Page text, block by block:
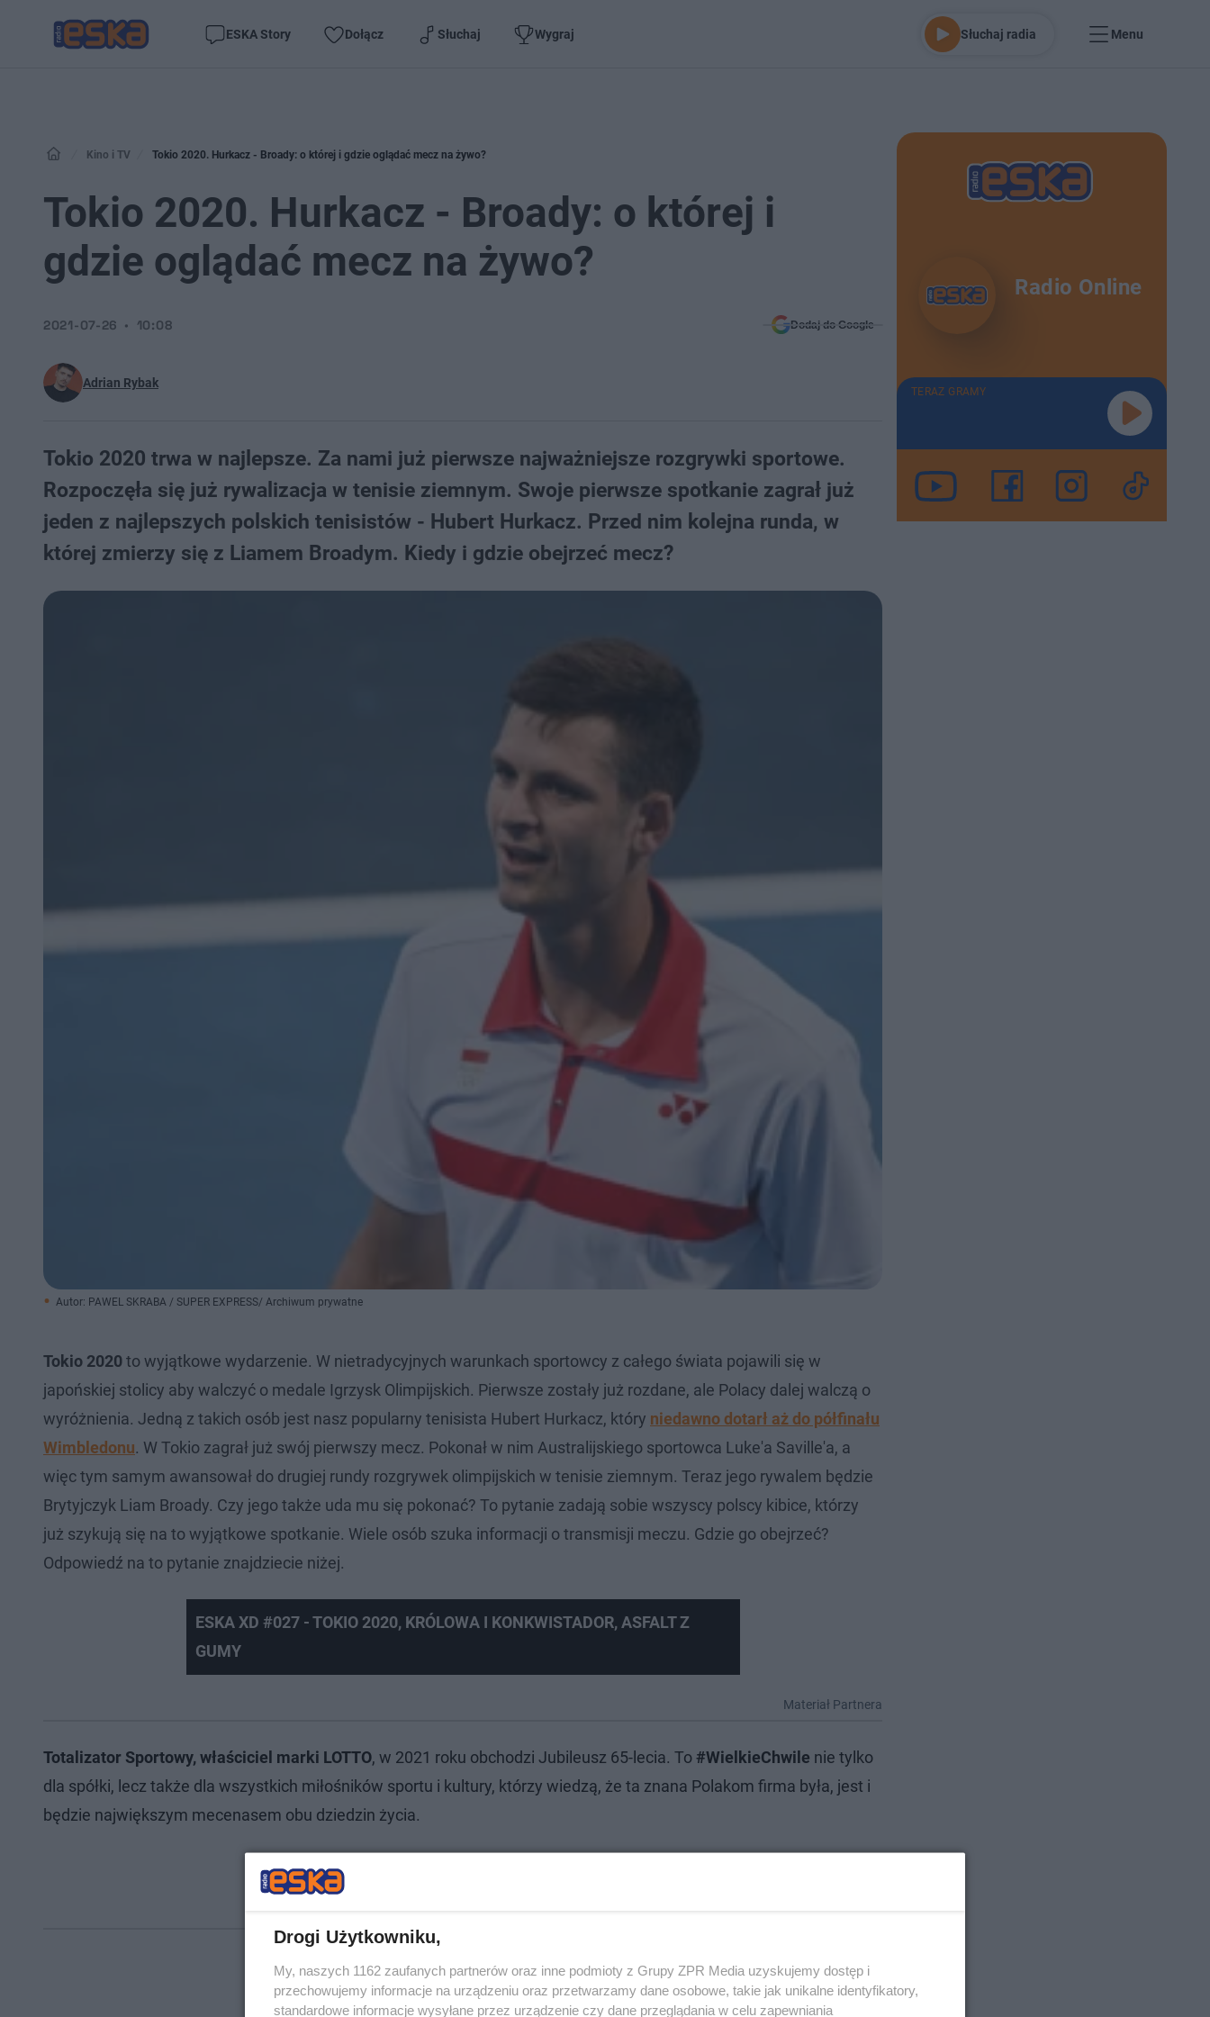
ESKA Story Dołącz Słuchaj Wygraj Słuchaj radia Menu
Kino i TV Tokio 2020. Hurkacz - Broady: o której i gdzie oglądać mecz na żywo?
Tokio 2020. Hurkacz - Broady: o której i
gdzie oglądać mecz na żywo?
Adrian Rybak
2021-07-26 10:08 Dodaj do Google
Tokio 2020 trwa w najlepsze. Za nami już pierwsze najważniejsze rozgrywki sportowe.
Rozpoczęła się już rywalizacja w tenisie ziemnym. Swoje pierwsze spotkanie zagrał już
jeden z najlepszych polskich tenisistów - Hubert Hurkacz. Przed nim kolejna runda, w
której zmierzy się z Liamem Broadym. Kiedy i gdzie obejrzeć mecz?
Autor: PAWEL SKRABA / SUPER EXPRESS/ Archiwum prywatne
Tokio 2020to wyjątkowe wydarzenie. W nietradycyjnych warunkach sportowcy z całego świata pojawili się w
japońskiej stolicy aby walczyć o medale Igrzysk Olimpijskich. Pierwsze zostały już rozdane, ale Polacy dalej walczą o
wyróżnienia. Jedną z takich osób jest nasz popularny tenisista Hubert Hurkacz, który niedawno dotarł aż do półfinału
Wimbledonu. W Tokio zagrał już swój pierwszy mecz. Pokonał w nim Australijskiego sportowca Luke'a Saville'a, a
więc tym samym awansował do drugiej rundy rozgrywek olimpijskich w tenisie ziemnym. Teraz jego rywalem będzie
Brytyjczyk Liam Broady. Czy jego także uda mu się pokonać? To pytanie zadają sobie wszyscy polscy kibice, którzy
już szykują się na to wyjątkowe spotkanie. Wiele osób szuka informacji o transmisji meczu. Gdzie go obejrzeć?
Odpowiedź na to pytanie znajdziecie niżej.
ESKA XD #027 - TOKIO 2020, KRÓLOWA I KONKWISTADOR, ASFALT Z
GUMY
Materiał Partnera
Totalizator Sportowy, właściciel marki LOTTO, w 2021 roku obchodzi Jubileusz 65-lecia. To#WielkieChwile nie tylko
dla spółki, lecz także dla wszystkich miłośników sportu i kultury, którzy wiedzą, że ta znana Polakom firma była, jest i
będzie największym mecenasem obu dziedzin życia.
Radio Online
TERAZ GRAMY
Drogi Użytkowniku,
My, naszych 1162 zaufanych partnerów oraz inne podmioty z Grupy ZPR Media uzyskujemy dostęp i
przechowujemy informacje na urządzeniu oraz przetwarzamy dane osobowe, takie jak unikalne identyfikatory,
standardowe informacje wysyłane przez urządzenie czy dane przeglądania w celu zapewniania